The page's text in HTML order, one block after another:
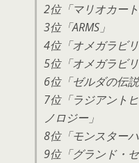
2位「マリオカー
3位「ARMS」
4位「オメガラビリ
5位「オメガラビリ
6位「ゼルダの伝
7位「ラジアント
ノロジー」
8位「モンスター
9位「グランド・